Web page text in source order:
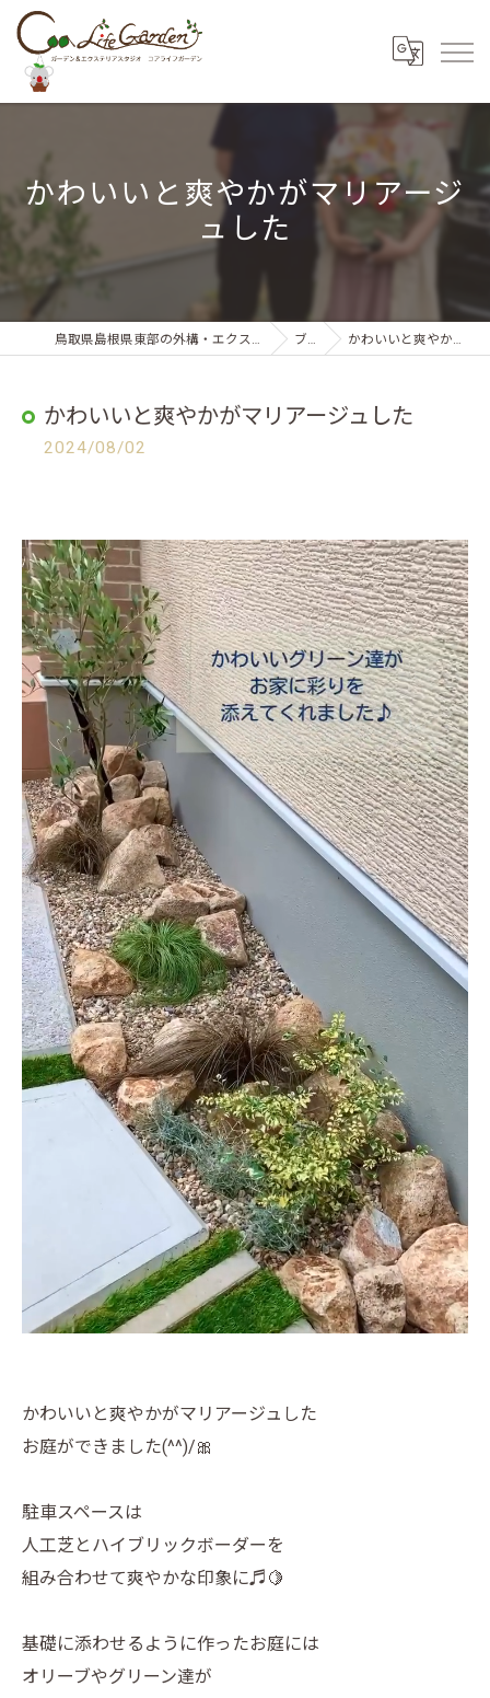
かわいいと爽やかがマリアージ
ュした
鳥取県島根県東部の外構・エクステリアならコアライフガーデン ブログ かわいいと爽やかがマリアージュした
かわいいと爽やかがマリアージュした
2024/08/02
かわいいと爽やかがマリアージュした
お庭ができました(^^)/🎀
駐車スペースは
人工芝とハイブリックボーダーを
組み合わせて爽やかな印象に♬🍋
基礎に添わせるように作ったお庭には
オリーブやグリーン達が